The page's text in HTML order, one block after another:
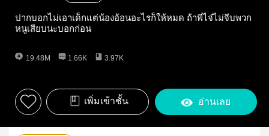
ปากบอกไม่เอาเด็กแต่น้องอ้อนอะไรก็ให้หมด ถ้าพี่ไจ๋ไม่จีบพวก
หนูเสียบนะบอกก่อน
19.48M 1.66K 3.97K
เพิ่มเข้าชั้น อ่านเลย